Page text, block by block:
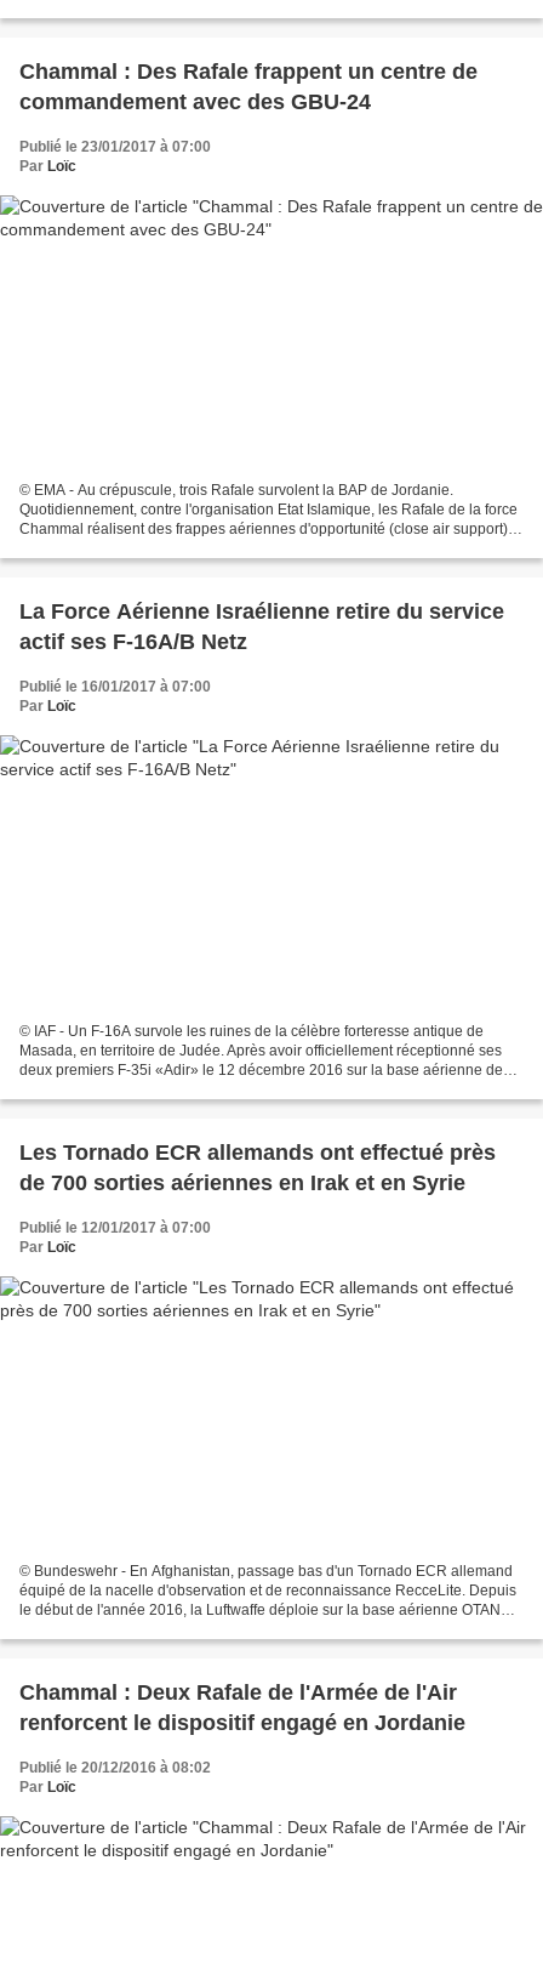
Chammal : Des Rafale frappent un centre de
commandement avec des GBU-24
Publié le 23/01/2017 à 07:00
Par Loïc
© EMA - Au crépuscule, trois Rafale survolent la BAP de Jordanie.
Quotidiennement, contre l'organisation Etat Islamique, les Rafale de la force
Chammal réalisent des frappes aériennes d'opportunité (close air support) et
La Force Aérienne Israélienne retire du service
actif ses F-16A/B Netz
Publié le 16/01/2017 à 07:00
Par Loïc
© IAF - Un F-16A survole les ruines de la célèbre forteresse antique de
Masada, en territoire de Judée. Après avoir officiellement réceptionné ses
deux premiers F-35i «Adir» le 12 décembre 2016 sur la base aérienne de
Les Tornado ECR allemands ont effectué près
de 700 sorties aériennes en Irak et en Syrie
Publié le 12/01/2017 à 07:00
Par Loïc
© Bundeswehr - En Afghanistan, passage bas d'un Tornado ECR allemand
équipé de la nacelle d'observation et de reconnaissance RecceLite. Depuis
le début de l'année 2016, la Luftwaffe déploie sur la base aérienne OTAN
Chammal : Deux Rafale de l'Armée de l'Air
renforcent le dispositif engagé en Jordanie
Publié le 20/12/2016 à 08:02
Par Loïc